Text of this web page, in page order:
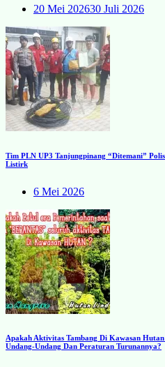
20 Mei 202630 Juli 2026
Tim PLN UP3 Tanjungpinang “Ditemani”
Listirk
6 Mei 2026
Apakah Aktivitas Tambang Di Kawasan
Undang-Undang Dan Peraturan Turunannya?